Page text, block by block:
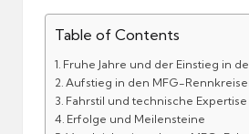
Table of Contents
Fruhe Jahre und der Einstieg in
Aufstieg in den MFG-
Fahrstil und technische Expertise
Erfolge und Meilensteine